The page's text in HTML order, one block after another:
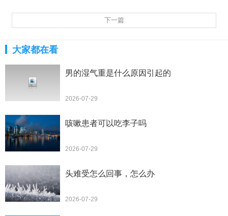
下一篇
大家都在看
男的湿气重是什么原因引起的
2026-07-29
咳嗽患者可以吃李子吗
2026-07-29
头难受怎么回事，怎么办
2026-07-29